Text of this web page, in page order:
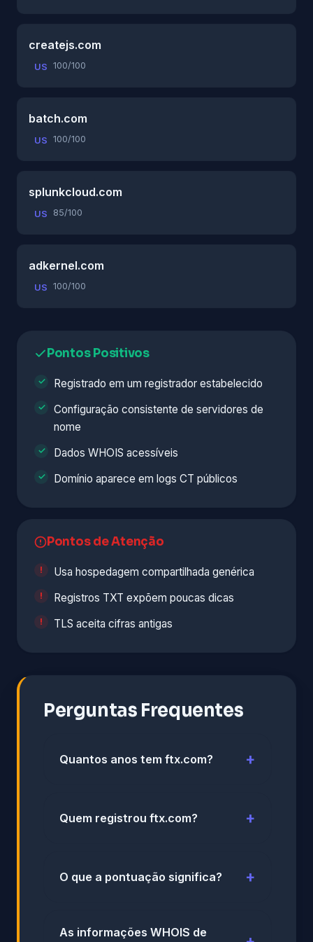
createjs.com
US 100/100
batch.com
US 100/100
splunkcloud.com
US 85/100
adkernel.com
US 100/100
Pontos Positivos
Registrado em um registrador estabelecido
Configuração consistente de servidores de
nome
Dados WHOIS acessíveis
Domínio aparece em logs CT públicos
Pontos de Atenção
Usa hospedagem compartilhada genérica
Registros TXT expõem poucas dicas
TLS aceita cifras antigas
Perguntas Frequentes
Quantos anos tem ftx.com?
Quem registrou ftx.com?
O que a pontuação significa?
As informações WHOIS de